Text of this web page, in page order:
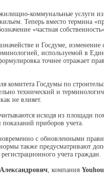
коммунальные услуги
Теперь вместо термина
«частная
и Госдуме,
используемой в
точнее отражает
комитета Госдумы по
технический и
не влияет.
исходя из площади
приборов учета.
с обновленными
также предусматривают
учета граждан.
, компания